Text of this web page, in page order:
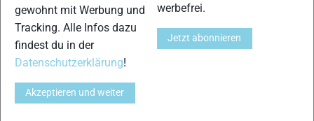
44 Larsson, Peter SWE
45 Stsiapanau, Yauheni BLR 00.41.04,20
47 Rocarek, Jiri
gewohnt mit Werbung und
Tracking. Alle Infos dazu
findest du in der
Datenschutzerklärung!
Akzeptieren und weiter
werbefrei.
Jetzt abonnieren